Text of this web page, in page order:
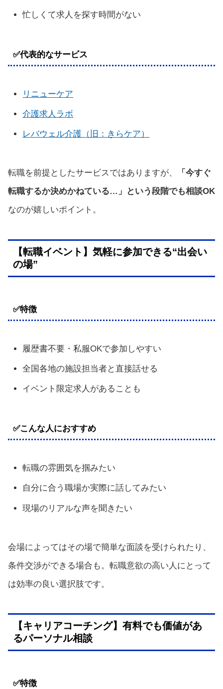
忙しくて求人を探す時間がない
✅代表的なサービス
リニューケア
介護求人ラボ
レバウェル介護（旧：きらケア）
転職を前提としたサービスではありますが、
「今すぐ
転職するか決めかねている…」という段階でも相談OK
なのが嬉しいポイント。
【転職イベント】気軽に参加できる“出会い
の場”
✅特徴
履歴書不要・私服OKで参加しやすい
全国各地の施設担当者と直接話せる
イベント限定求人があることも
✅こんな人におすすめ
転職の雰囲気を掴みたい
自分に合う職場か実際に話してみたい
現場のリアルな声を聞きたい
会場によってはその場で簡単な面談を受けられたり、
条件交渉ができる場合も。転職意欲の高い人にとって
は効率の良い選択肢です。
【キャリアコーチング】有料でも価値があ
るパーソナル相談
✅特徴